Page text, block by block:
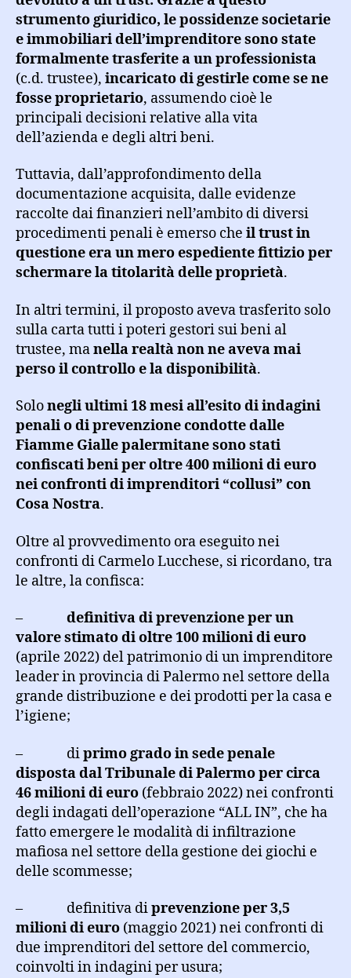
strumento giuridico, le possidenze societarie
e immobiliari dell’imprenditore sono state
formalmente trasferite a un professionista
(c.d. trustee), incaricato di gestirle come se ne
fosse proprietario, assumendo cioè le
principali decisioni relative alla vita
dell’azienda e degli altri beni.
Tuttavia, dall’approfondimento della
documentazione acquisita, dalle evidenze
raccolte dai finanzieri nell’ambito di diversi
procedimenti penali è emerso che il trust in
questione era un mero espediente fittizio per
schermare la titolarità delle proprietà.
In altri termini, il proposto aveva trasferito solo
sulla carta tutti i poteri gestori sui beni al
trustee, manella realtà non ne aveva mai
perso il controllo e la disponibilità.
Solonegli ultimi 18 mesi all’esito di indagini
penali o di prevenzione condotte dalle
Fiamme Gialle palermitane sono stati
confiscati beni per oltre 400 milioni di euro
nei confronti di imprenditori “collusi” con
Cosa Nostra.
Oltre al provvedimento ora eseguito nei
confronti di Carmelo Lucchese, si ricordano, tra
le altre, la confisca:
– definitiva di prevenzione per un
valore stimato di oltre 100 milioni di euro
(aprile 2022) del patrimonio di un imprenditore
leader in provincia di Palermo nel settore della
grande distribuzione e dei prodotti per la casa e
l’igiene;
– diprimo grado in sede penale
disposta dal Tribunale di Palermo per circa
46 milioni di euro (febbraio 2022) nei confronti
degli indagati dell’operazione “ALL IN”, che ha
fatto emergere le modalità di infiltrazione
mafiosa nel settore della gestione dei giochi e
delle scommesse;
– definitiva diprevenzione per 3,5
milioni di euro (maggio 2021) nei confronti di
due imprenditori del settore del commercio,
coinvolti in indagini per usura;